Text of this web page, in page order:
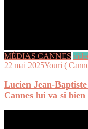
MÉDIAS CANNES
22 mai 2025Youri (
Lucien Jean-
Cannes lui va si bien